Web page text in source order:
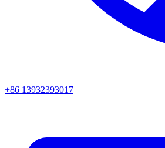
+86 13932393017